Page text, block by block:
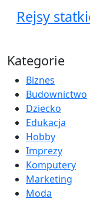
Rejsy
Kategorie
Biznes
Budownictwo
Dziecko
Edukacja
Hobby
Imprezy
Komputery
Marketing
Moda